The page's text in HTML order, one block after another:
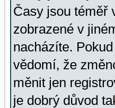
Časy jsou téměř
zobrazené v
nacházíte.
vědomí, že
měnit jen
je dobrý důvod